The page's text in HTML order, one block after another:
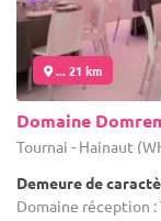
... 21 km
Domaine
Tournai - Hainaut
Demeure de
Domaine réception